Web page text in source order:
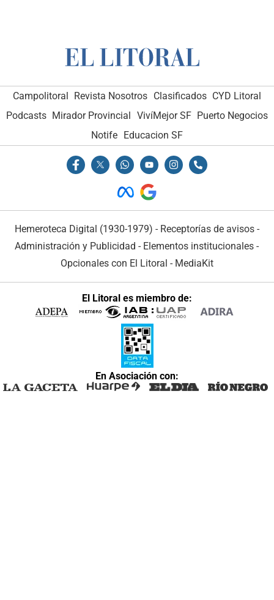
Campolitoral Revista Nosotros Clasificados CYD Litoral
Podcasts Mirador Provincial VivíMejor SF Puerto Negocios
Notife Educacion SF
Hemeroteca Digital (1930-1979) - Receptorías de avisos -
Administración y Publicidad - Elementos institucionales -
Opcionales con El Litoral - MediaKit
El Litoral es miembro de:
En Asociación con: